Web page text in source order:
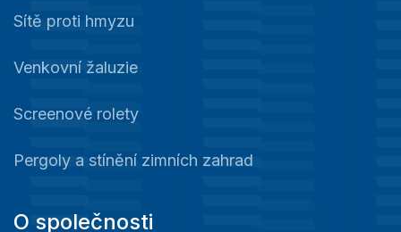
Sítě proti hmyzu
Venkovní žaluzie
Screenové rolety
Pergoly a stínění zimních zahrad
O společnosti